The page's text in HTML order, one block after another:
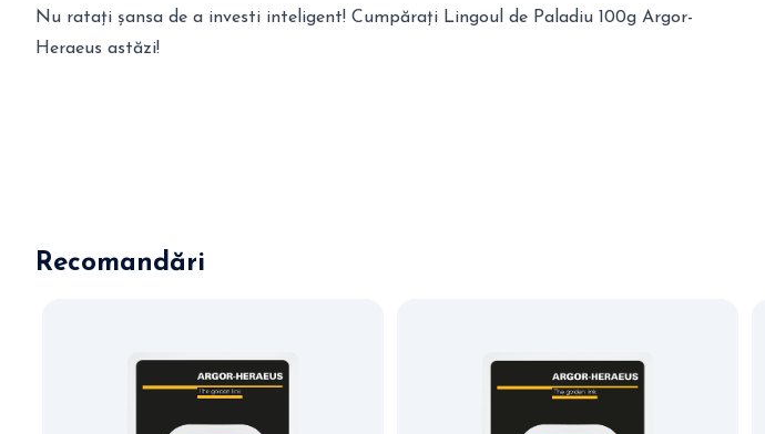
Nu ratați șansa de a investi inteligent! Cumpărați Lingoul de Paladiu 100g Argor-
Heraeus astăzi!
Recomandări